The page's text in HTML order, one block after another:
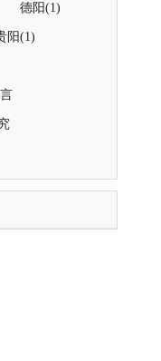
德阳(1)
阳(1)